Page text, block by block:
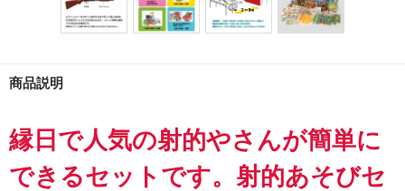
商品説明
縁日で人気の射的やさんが簡単に
できるセットです。射的あそびセ